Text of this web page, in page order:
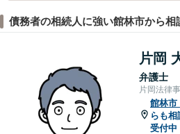
債務者の相続人に強い館林市から相
片岡
弁護士
片岡法律
館林市
らも相
受付中